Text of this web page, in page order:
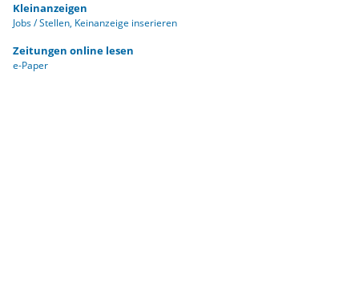
Kleinanzeigen
Jobs / Stellen Keinanzeige inserieren
Zeitungen online lesen
e-Paper